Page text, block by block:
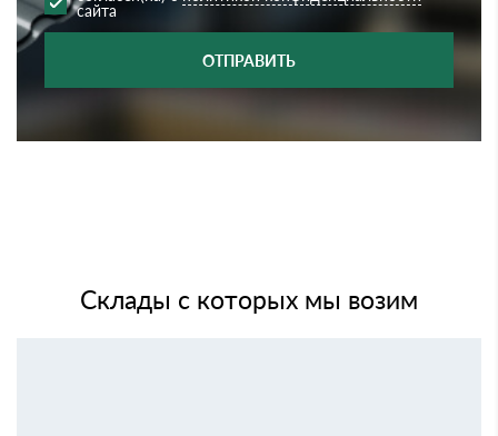
сайта
ОТПРАВИТЬ
Склады с которых мы возим